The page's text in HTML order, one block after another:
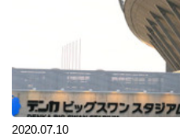
2020.07.10